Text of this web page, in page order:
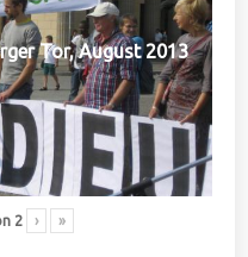
Tor, August 2013
2 › »